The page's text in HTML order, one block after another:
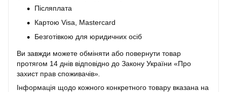
Післяплата
Картою Visa, Mastercard
Безготівкою для юридичних осіб
Ви завжди можете обміняти або повернути товар
протягом 14 днів відповідно до Закону України «Про
захист прав споживачів»
Інформація щодо кожного конкретного товару вказана на